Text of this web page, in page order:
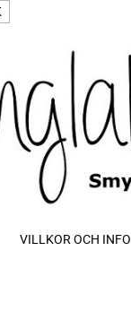
VILLKOR OCH INFO